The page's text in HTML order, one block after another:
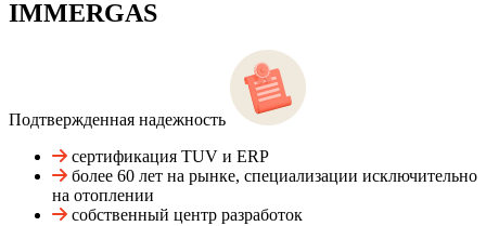
IMMERGAS
Подтвержденная надежность
сертификация TUV и ERP
более 60 лет на рынке, специализации исключительно
на отоплении
собственный центр разработок